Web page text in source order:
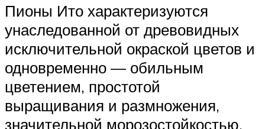
Пионы Ито характеризуются
унаследованной от древовидных
исключительной окраской цветов и
одновременно — обильным
цветением, простотой
выращивания и размножения,
значительной морозостойкостью,